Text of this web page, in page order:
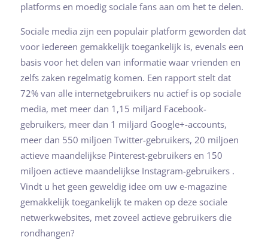
platforms en moedig sociale fans aan om het te delen.
Sociale media zijn een populair platform geworden dat
voor iedereen gemakkelijk toegankelijk is, evenals een
basis voor het delen van informatie waar vrienden en
zelfs zaken regelmatig komen. Een rapport stelt dat
72% van alle internetgebruikers nu actief is op sociale
media, met meer dan 1,15 miljard Facebook-
gebruikers, meer dan 1 miljard Google+-accounts,
meer dan 550 miljoen Twitter-gebruikers, 20 miljoen
actieve maandelijkse Pinterest-gebruikers en 150
miljoen actieve maandelijkse Instagram-gebruikers .
Vindt u het geen geweldig idee om uw e-magazine
gemakkelijk toegankelijk te maken op deze sociale
netwerkwebsites, met zoveel actieve gebruikers die
rondhangen?